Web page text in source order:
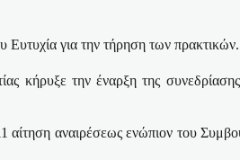
για την τήρηση των πρακτικών.
κήρυξε την έναρξη της
αναιρέσεως ενώπιον του